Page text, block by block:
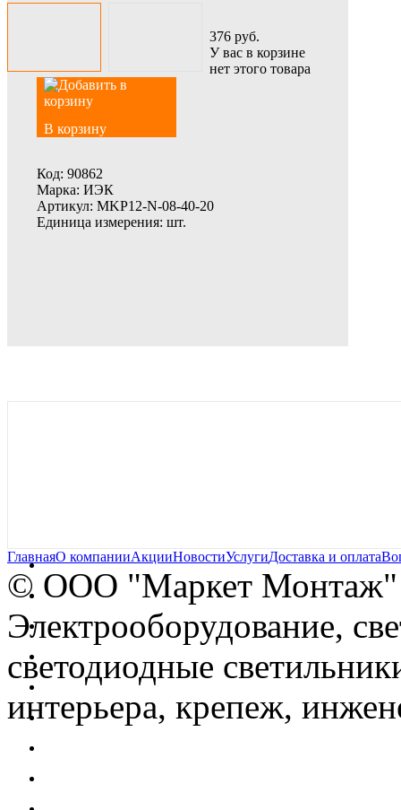
376 руб.
У вас в корзине
нет этого товара
В корзину
Код: 90862
Марка: ИЭК
Артикул: MKP12-N-08-40-20
Единица измерения: шт.
ГлавнаяО компанииАкцииНовостиУслугиДоставка и оплата
© OOO "Маркет Монтаж"
Электрооборудование,
светодиодные
интерьера, крепеж,